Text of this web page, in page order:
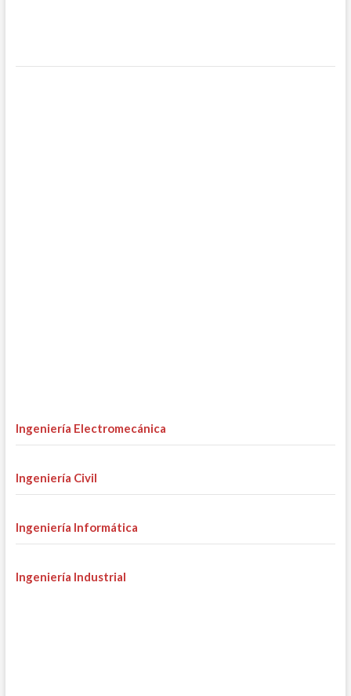
Ingeniería Electromecánica
Ingeniería Civil
Ingeniería Informática
Ingeniería Industrial